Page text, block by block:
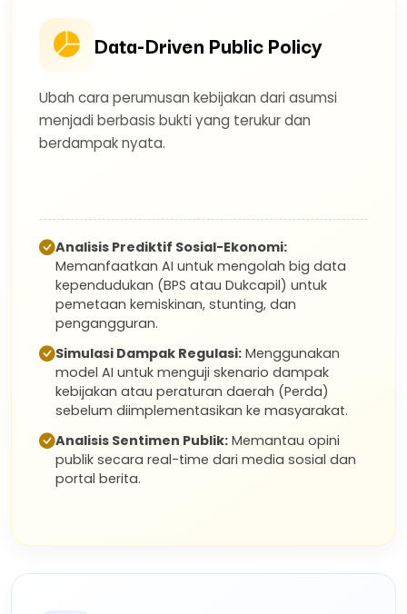
Data-Driven Public Policy
Ubah cara perumusan kebijakan dari asumsi
menjadi berbasis bukti yang terukur dan
berdampak nyata.
Analisis Prediktif Sosial-Ekonomi:
Memanfaatkan AI untuk mengolah big data
kependudukan (BPS atau Dukcapil) untuk
pemetaan kemiskinan, stunting, dan
pengangguran.
Simulasi Dampak Regulasi: Menggunakan
model AI untuk menguji skenario dampak
kebijakan atau peraturan daerah (Perda)
sebelum diimplementasikan ke masyarakat.
Analisis Sentimen Publik: Memantau opini
publik secara real-time dari media sosial dan
portal berita.